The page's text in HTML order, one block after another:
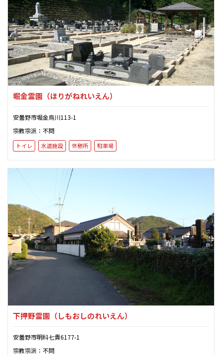
堀金霊園 （ほりがねれいえん）
安曇野市堀金烏川113-1
宗教宗派：不問
トイレ 水道施設 休憩所 駐車場
下押野霊園 （しもおしのれいえん）
安曇野市明科七貴6177-1
宗教宗派：不問